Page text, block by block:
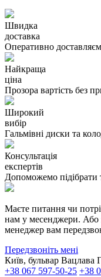
Швидка
доставка
Оперативно
Найкраща
ціна
Прозора вартість без
Широкий
вибір
Гальмівні диски та
Консультація
експертів
Допоможемо підібрати
Маєте питання чи
нам у месенджери. Або
менеджер вам
Передзвоніть мені
Київ, бульвар Вацлава
+38 067 597-50-25 +38